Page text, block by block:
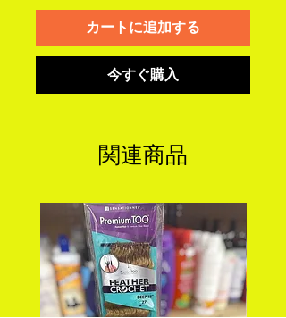
カートに追加する
今すぐ購入
関連商品